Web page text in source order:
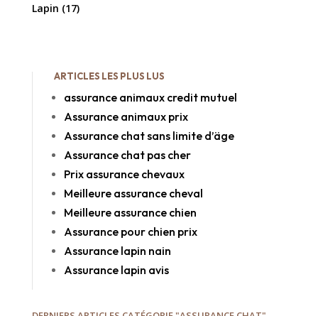
Lapin (17)
ARTICLES LES PLUS LUS
assurance animaux credit mutuel
Assurance animaux prix
Assurance chat sans limite d’äge
Assurance chat pas cher
Prix assurance chevaux
Meilleure assurance cheval
Meilleure assurance chien
Assurance pour chien prix
Assurance lapin nain
Assurance lapin avis